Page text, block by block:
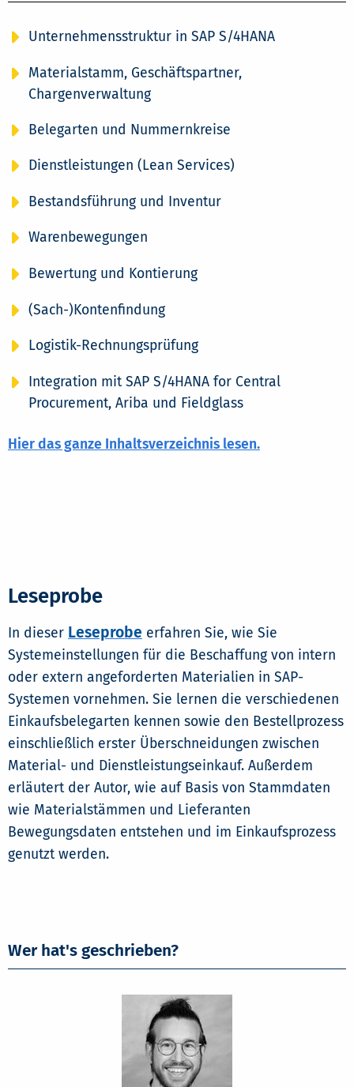
Unternehmensstruktur in SAP S/4HANA
Materialstamm, Geschäftspartner,
Chargenverwaltung
Belegarten und Nummernkreise
Dienstleistungen (Lean Services)
Bestandsführung und Inventur
Warenbewegungen
Bewertung und Kontierung
(Sach-)Kontenfindung
Logistik-Rechnungsprüfung
Integration mit SAP S/4HANA for Central
Procurement, Ariba und Fieldglass
Hier das ganze Inhaltsverzeichnis lesen.
Leseprobe
In dieser Leseprobe erfahren Sie, wie Sie
Systemeinstellungen für die Beschaffung von intern
oder extern angeforderten Materialien in SAP-
Systemen vornehmen. Sie lernen die verschiedenen
Einkaufsbelegarten kennen sowie den Bestellprozess
einschließlich erster Überschneidungen zwischen
Material- und Dienstleistungseinkauf. Außerdem
erläutert der Autor, wie auf Basis von Stammdaten
wie Materialstämmen und Lieferanten
Bewegungsdaten entstehen und im Einkaufsprozess
genutzt werden.
Wer hat's geschrieben?